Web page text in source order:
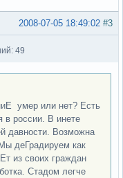
#3
2008-07-05 18:49:02
49
умер или нет? Есть
в россии. В инете
давности. Возможна
деГрадируем как
из своих граждан
Стадом легче